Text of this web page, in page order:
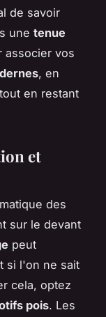
de savoir
une tenue
associer vos
, en
tout en restant
et
des
sur le devant
peut
si l'on ne sait
cela, optez
pois. Les